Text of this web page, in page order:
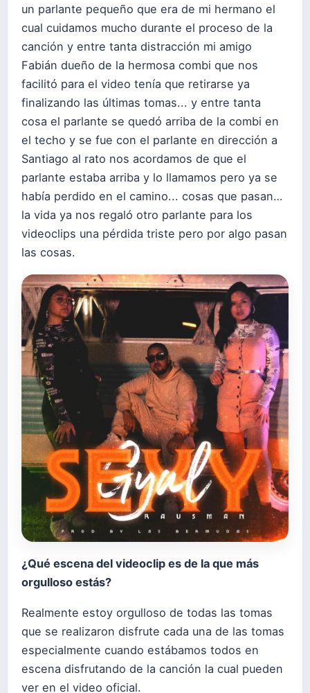
un parlante pequeño que era de mi hermano el
cual cuidamos mucho durante el proceso de la
canción y entre tanta distracción mi amigo
Fabián dueño de la hermosa combi que nos
facilitó para el video tenía que retirarse ya
finalizando las últimas tomas... y entre tanta
cosa el parlante se quedó arriba de la combi en
el techo y se fue con el parlante en dirección a
Santiago al rato nos acordamos de que el
parlante estaba arriba y lo llamamos pero ya se
había perdido en el camino... cosas que pasan…
la vida ya nos regaló otro parlante para los
videoclips una pérdida triste pero por algo pasan
las cosas.
¿Qué escena del videoclip es de la que más
orgulloso estás?
Realmente estoy orgulloso de todas las tomas
que se realizaron disfrute cada una de las tomas
especialmente cuando estábamos todos en
escena disfrutando de la canción la cual pueden
ver en el video oficial.